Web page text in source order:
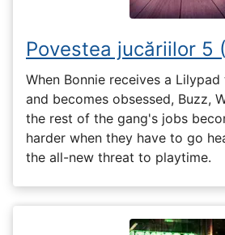
Povestea jucăriilor 5
When Bonnie receives a
and becomes obsessed, Buzz,
the rest of the gang's jobs
harder when they have to go
the all-new threat to playtime.